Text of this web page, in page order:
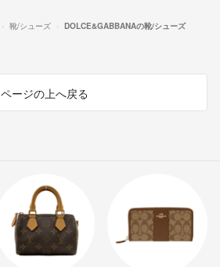
靴/シューズ DOLCE&GABBANAの靴/シューズ
ページの上へ戻る